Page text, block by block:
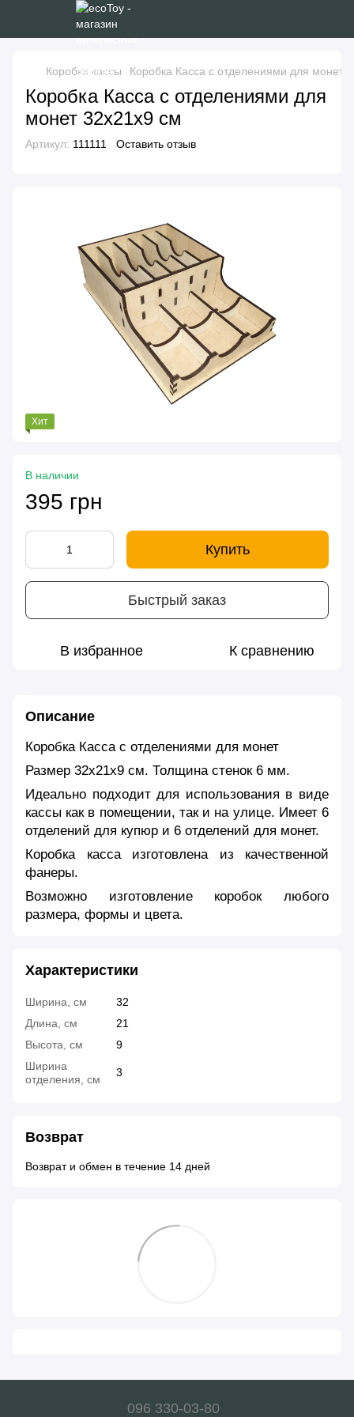
Коробки кассы Коробка Касса с отделениями для монет
Коробка Касса с отделениями для
монет 32х21х9 см
Артикул: 111111 Оставить отзыв
Хит
В наличии
395 грн
Купить
Быстрый заказ
В избранное К сравнению
Описание
Коробка Касса с отделениями для монет
Размер 32х21х9 cм. Толщина стенок 6 мм.
Идеально подходит для использования в виде
кассы как в помещении, так и на улице. Имеет 6
отделений для купюр и 6 отделений для монет.
Коробка касса изготовлена из качественной
фанеры.
Возможно изготовление коробок любого
размера, формы и цвета.
Характеристики
Ширина, см
32
Длина, см
21
Высота, см
9
Ширина
отделения, см
3
Возврат
Возврат и обмен в течение 14 дней
096 330-03-80